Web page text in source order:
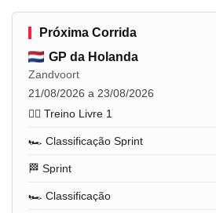
Próxima Corrida
GP da Holanda
Zandvoort
21/08/2026 a 23/08/2026
🏋️‍♂️ Treino Livre 1
🏎️ Classificação Sprint
🏁 Sprint
🏎️ Classificação